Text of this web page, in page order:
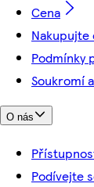
Cena
Nakupujte
Podmínky
Soukromí
O nás
Podívejte